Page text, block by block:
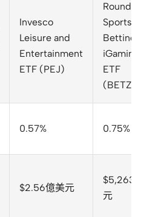
Invesco
Leisure and
Entertainment
ETF (PEJ)
Sports
Betting
iGaming
ETF
(BETZ)
0.57% 0.75%
$2.56億美元
$5,263
元